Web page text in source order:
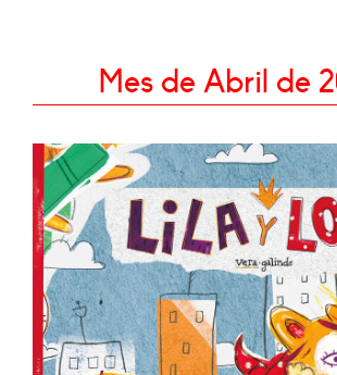
Mes de Abril de